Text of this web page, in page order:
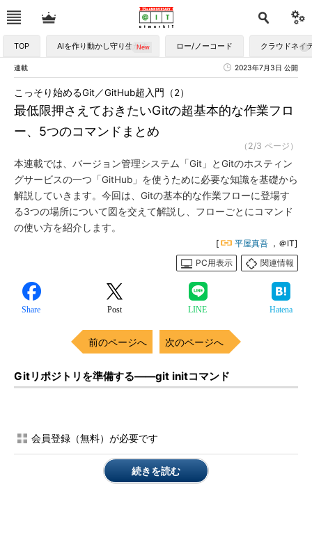
TOP AIを作り動かし守り生かす ロー/ノーコード クラウドネイ
連載 2023年7月3日 公開
最低限押さえておきたいGitの超基本的な作業フロ
ー、5つのコマンドまとめ
こっそり始めるGit／GitHub超入門（2）
（2/3 ページ）
本連載では、バージョン管理システム「Git」とGitのホスティン
グサービスの一つ「GitHub」を使うために必要な知識を基礎から
解説していきます。今回は、Gitの基本的な作業フローに登場す
る3つの場所について図を交えて解説し、フローごとにコマンド
の使い方を紹介します。
[ 平屋真吾 ，＠IT]
PC用表示
関連情報
Share Post LINE Hatena
前のページへ 次のページへ
Gitリポジトリを準備する――git initコマンド
会員登録（無料）が必要です
続きを読む